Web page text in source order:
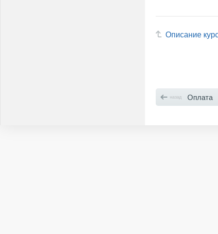
Описание
назад Оплата